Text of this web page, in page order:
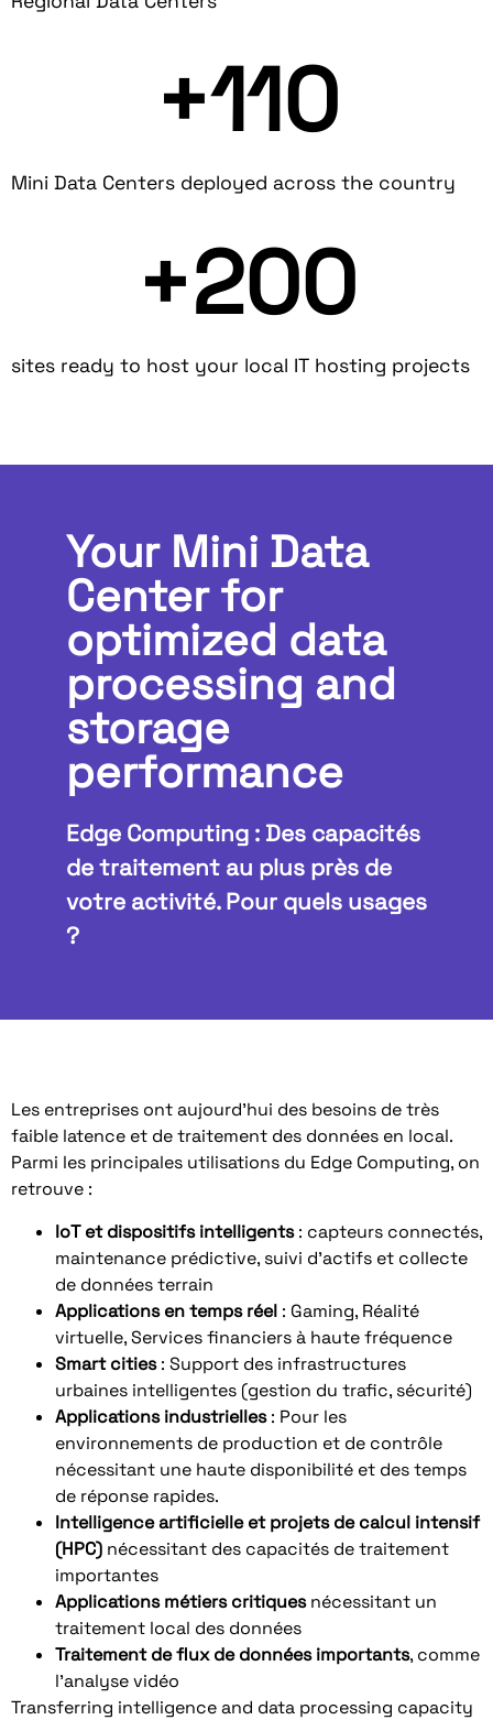
+110
Mini Data Centers deployed across the country
+200
sites ready to host your local IT hosting projects
Your Mini Data
Center for
optimized data
processing and
storage
performance
Edge Computing : Des capacités
de traitement au plus près de
votre activité. Pour quels usages
?
Les entreprises ont aujourd’hui des besoins de très
faible latence et de traitement des données en local.
Parmi les principales utilisations du Edge Computing, on
retrouve :
IoT et dispositifs intelligents: capteurs connectés,
maintenance prédictive, suivi d’actifs et collecte
de données terrain
Applications en temps réel : Gaming, Réalité
virtuelle, Services financiers à haute fréquence
Smart cities: Support des infrastructures
urbaines intelligentes (gestion du trafic, sécurité)
Applications industrielles: Pour les
environnements de production et de contrôle
nécessitant une haute disponibilité et des temps
de réponse rapides.
Intelligence artificielle et projets de calcul intensif
(HPC) nécessitant des capacités de traitement
importantes
Applications métiers critiquesnécessitant un
traitement local des données
Traitement de flux de données importants, comme
l’analyse vidéo
Transferring intelligence and data processing capacity